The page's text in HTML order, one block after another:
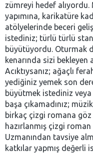
zümreyi hedef
yapımına, karikatüre
atölyelerinde beceri
istediniz; türlü türlü
büyütüyordu. Oturmak
kenarında sizi
Acıktıysanız; ağaçlı
yediğiniz yemek son
büyütmek istediniz veya
başa çıkamadınız;
birkaç çizgi romana
hazırlanmış çizgi
Uzmanından tavsiye
katkılar yapmış değerli